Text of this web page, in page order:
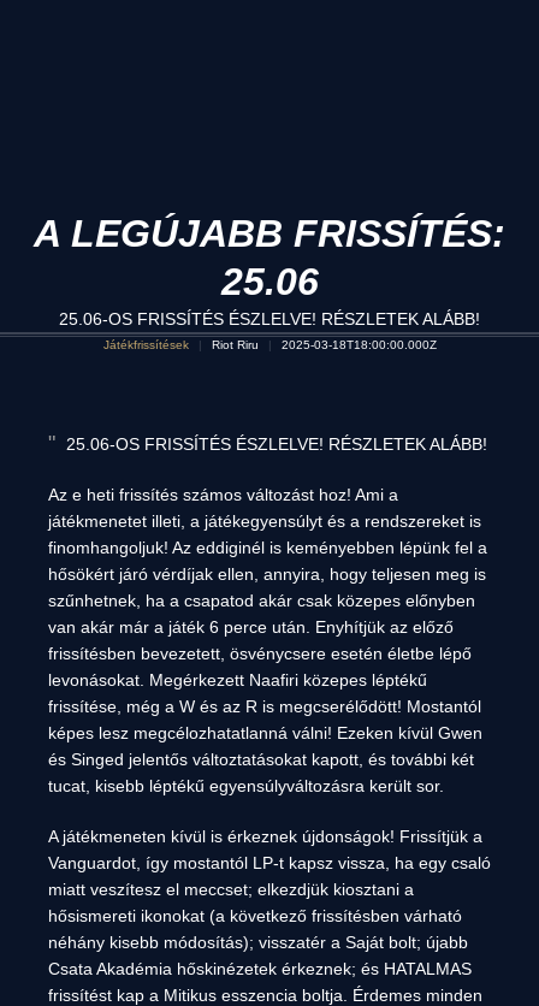
A LEGÚJABB FRISSÍTÉS:
25.06
25.06-OS FRISSÍTÉS ÉSZLELVE! RÉSZLETEK ALÁBB!
Játékfrissítések Riot Riru 2025-03-18T18:00:00.000Z
25.06-OS FRISSÍTÉS ÉSZLELVE! RÉSZLETEK ALÁBB!
Az e heti frissítés számos változást hoz! Ami a
játékmenetet illeti, a játékegyensúlyt és a rendszereket is
finomhangoljuk! Az eddiginél is keményebben lépünk fel a
hősökért járó vérdíjak ellen, annyira, hogy teljesen meg is
szűnhetnek, ha a csapatod akár csak közepes előnyben
van akár már a játék 6 perce után. Enyhítjük az előző
frissítésben bevezetett, ösvénycsere esetén életbe lépő
levonásokat. Megérkezett Naafiri közepes léptékű
frissítése, még a W és az R is megcserélődött! Mostantól
képes lesz megcélozhatatlanná válni! Ezeken kívül Gwen
és Singed jelentős változtatásokat kapott, és további két
tucat, kisebb léptékű egyensúlyváltozásra került sor.
A játékmeneten kívül is érkeznek újdonságok! Frissítjük a
Vanguardot, így mostantól LP-t kapsz vissza, ha egy csaló
miatt veszítesz el meccset; elkezdjük kiosztani a
hősismereti ikonokat (a következő frissítésben várható
néhány kisebb módosítás); visszatér a Saját bolt; újabb
Csata Akadémia hőskinézetek érkeznek; és HATALMAS
frissítést kap a Mitikus esszencia boltja. Érdemes minden